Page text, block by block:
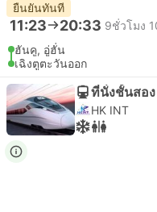
ยืนยันทันที
11:23 20:33 9ชั่วโมง
ฮันคู, อู่ฮั่น
เฉิงตูตะวันออก
ที่นั่งชั้นสอ
HK INT